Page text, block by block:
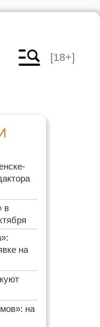
[18+]
в
на
на